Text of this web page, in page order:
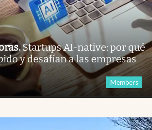
.Startups AI-native: por qué
y desafían a las empresas
Members